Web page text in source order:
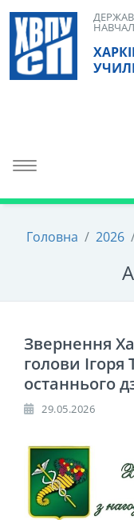
Skip
content
Toggle navigation
Головна / 2026
Звернення
голови Ігоря
останнього
29.05.2026